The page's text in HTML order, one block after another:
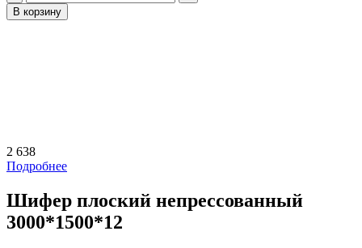
В корзину
2 638
Подробнее
Шифер плоский непрессованный
3000*1500*12